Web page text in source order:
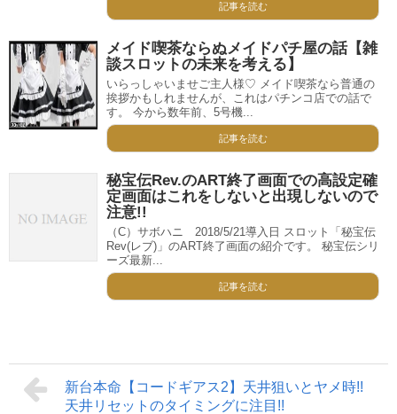
記事を読む
メイド喫茶ならぬメイドパチ屋の話【雑
談スロットの未来を考える】
いらっしゃいませご主人様♡ メイド喫茶なら普通の
挨拶かもしれませんが、これはパチンコ店での話で
す。 今から数年前、5号機...
記事を読む
秘宝伝Rev.のART終了画面での高設定確
定画面はこれをしないと出現しないので
注意!!
（C）サボハニ 2018/5/21導入日 スロット「秘宝伝
Rev(レブ)」のART終了画面の紹介です。 秘宝伝シリ
ーズ最新...
記事を読む
新台本命【コードギアス2】天井狙いとヤメ時!!
天井リセットのタイミングに注目!!